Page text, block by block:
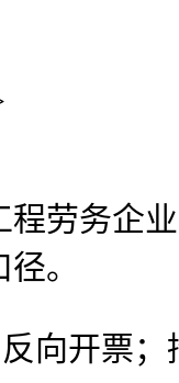
劳务企业
。
开票；